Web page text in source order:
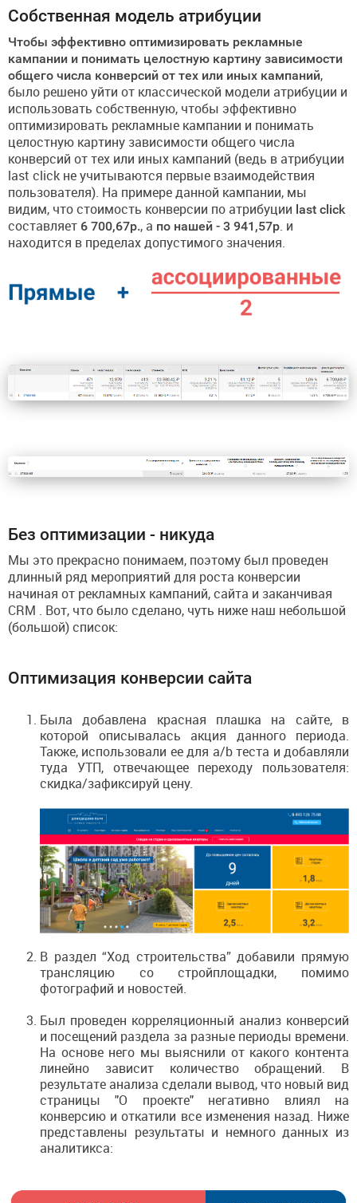
Собственная модель атрибуции
Чтобы эффективно оптимизировать рекламные
кампании и понимать целостную картину зависимости
общего числа конверсий от тех или иных кампаний,
было решено уйти от классической модели атрибуции и
использовать собственную, чтобы эффективно
оптимизировать рекламные кампании и понимать
целостную картину зависимости общего числа
конверсий от тех или иных кампаний (ведь в атрибуции
last click не учитываются первые взаимодействия
пользователя). На примере данной кампании, мы
видим, что стоимость конверсии по атрибуции last click
составляет 6 700,67р., а по нашей - 3 941,57р. и
находится в пределах допустимого значения.
Без оптимизации - никуда
Мы это прекрасно понимаем, поэтому был проведен
длинный ряд мероприятий для роста конверсии
начиная от рекламных кампаний, сайта и заканчивая
CRM . Вот, что было сделано, чуть ниже наш небольшой
(большой) список:
Оптимизация конверсии сайта
Была добавлена красная плашка на сайте, в
которой описывалась акция данного периода.
Также, использовали ее для a/b теста и добавляли
туда УТП, отвечающее переходу пользователя:
скидка/зафиксируй цену.
В раздел “Ход строительства” добавили прямую
трансляцию со стройплощадки, помимо
фотографий и новостей.
Был проведен корреляционный анализ конверсий
и посещений раздела за разные периоды времени.
На основе него мы выяснили от какого контента
линейно зависит количество обращений. В
результате анализа сделали вывод, что новый вид
страницы "О проекте" негативно влиял на
конверсию и откатили все изменения назад. Ниже
представлены результаты и немного данных из
аналитикса: